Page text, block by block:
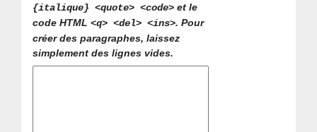
{italique} <quote> <code> et le
code HTML<q> <del> <ins>. Pour
créer des paragraphes, laissez
simplement des lignes vides.